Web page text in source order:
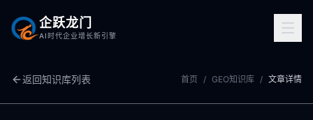
企跃龙门
AI时代企业增长新引擎
返回知识库列表 首页 / GEO知识库 / 文章详情